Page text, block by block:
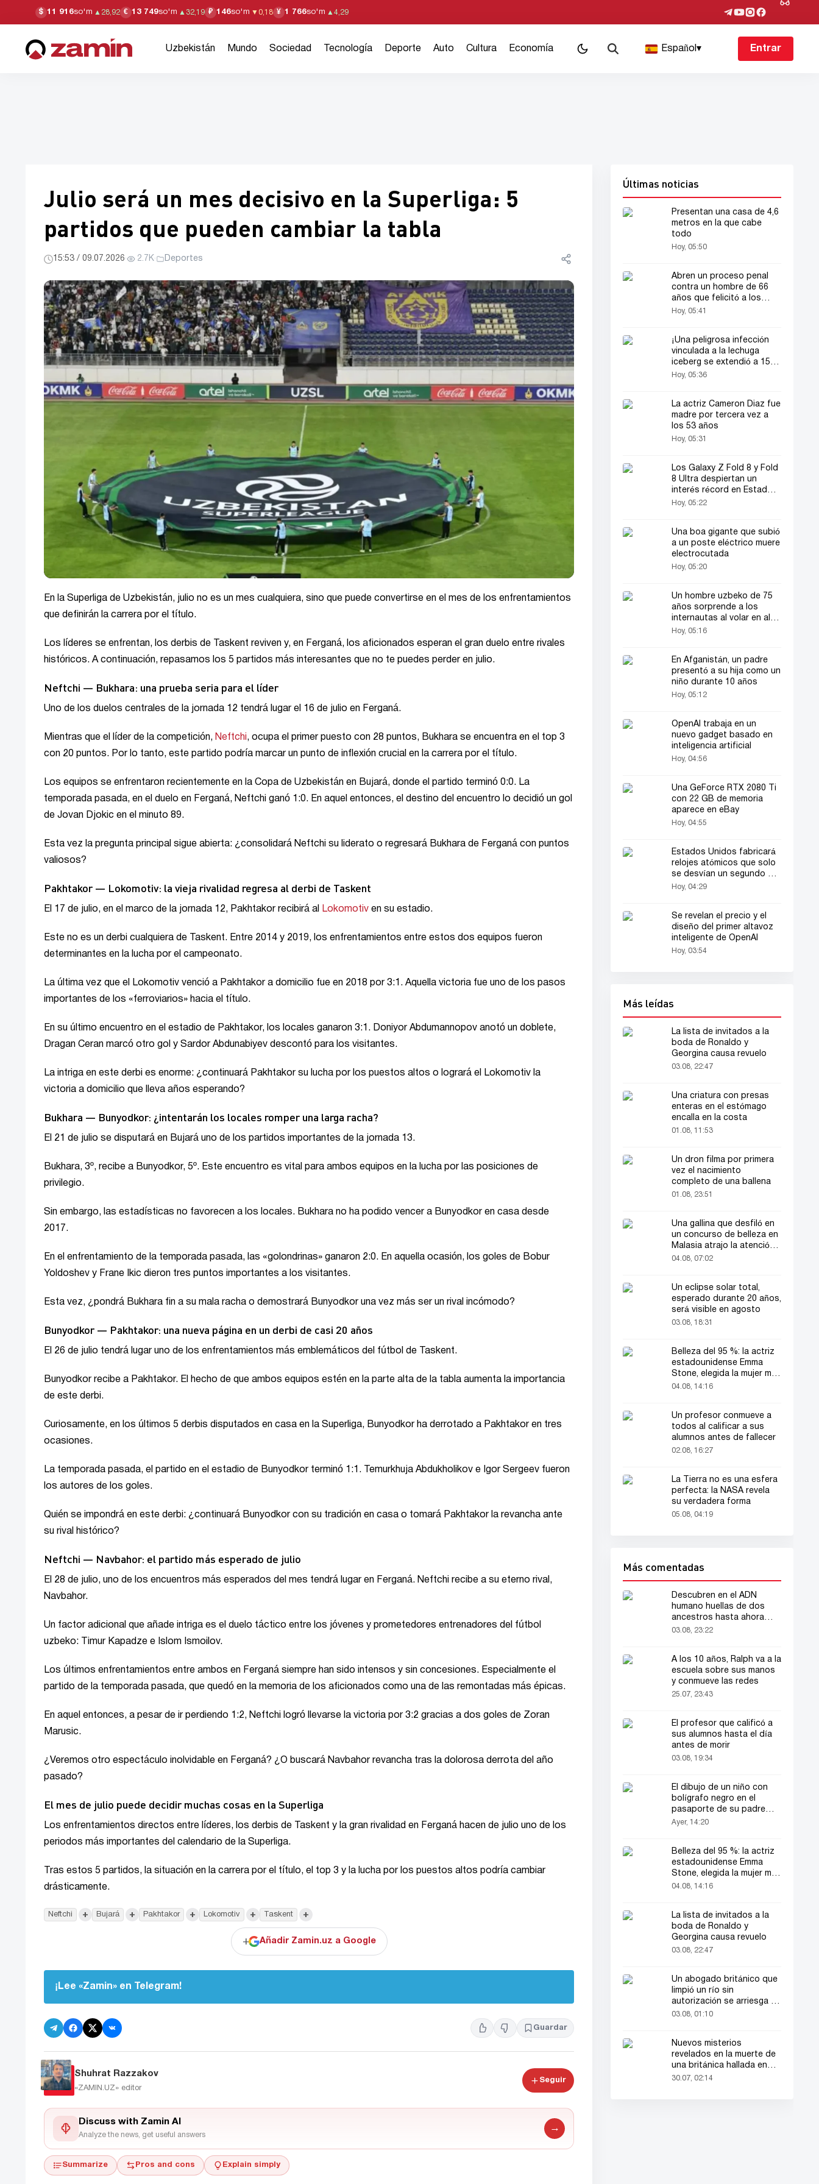
$ 11 916so'm ▲ 28,92 € 13 749so'm ▲ 32,19 ₽ 146so'm ▼ 0,18 ¥ 1 766so'm ▲ 4,29
Uzbekistán Mundo Sociedad Tecnología Deporte Auto Cultura Economía Español▾ Entrar
Julio será un mes decisivo en la Superliga: 5
partidos que pueden cambiar la tabla
15:53 / 09.07.2026· 2.7K· Deportes
En la Superliga de Uzbekistán, julio no es un mes cualquiera, sino que puede convertirse en el mes de los enfrentamientos
que definirán la carrera por el título.
Los líderes se enfrentan, los derbis de Taskent reviven y, en Ferganá, los aficionados esperan el gran duelo entre rivales
históricos. A continuación, repasamos los 5 partidos más interesantes que no te puedes perder en julio.
Neftchi — Bukhara: una prueba seria para el líder
Uno de los duelos centrales de la jornada 12 tendrá lugar el 16 de julio en Ferganá.
Mientras que el líder de la competición, Neftchi , ocupa el primer puesto con 28 puntos, Bukhara se encuentra en el top 3
con 20 puntos. Por lo tanto, este partido podría marcar un punto de inflexión crucial en la carrera por el título.
Los equipos se enfrentaron recientemente en la Copa de Uzbekistán en Bujará, donde el partido terminó 0:0. La
temporada pasada, en el duelo en Ferganá, Neftchi ganó 1:0. En aquel entonces, el destino del encuentro lo decidió un gol
de Jovan Djokic en el minuto 89.
Esta vez la pregunta principal sigue abierta: ¿consolidará Neftchi su liderato o regresará Bukhara de Ferganá con puntos
valiosos?
Pakhtakor — Lokomotiv: la vieja rivalidad regresa al derbi de Taskent
El 17 de julio, en el marco de la jornada 12, Pakhtakor recibirá al Lokomotiv en su estadio.
Este no es un derbi cualquiera de Taskent. Entre 2014 y 2019, los enfrentamientos entre estos dos equipos fueron
determinantes en la lucha por el campeonato.
La última vez que el Lokomotiv venció a Pakhtakor a domicilio fue en 2018 por 3:1. Aquella victoria fue uno de los pasos
importantes de los «ferroviarios» hacia el título.
En su último encuentro en el estadio de Pakhtakor, los locales ganaron 3:1. Doniyor Abdumannopov anotó un doblete,
Dragan Ceran marcó otro gol y Sardor Abdunabiyev descontó para los visitantes.
La intriga en este derbi es enorme: ¿continuará Pakhtakor su lucha por los puestos altos o logrará el Lokomotiv la
victoria a domicilio que lleva años esperando?
Bukhara — Bunyodkor: ¿intentarán los locales romper una larga racha?
El 21 de julio se disputará en Bujará uno de los partidos importantes de la jornada 13.
Bukhara, 3º, recibe a Bunyodkor, 5º. Este encuentro es vital para ambos equipos en la lucha por las posiciones de
privilegio.
Sin embargo, las estadísticas no favorecen a los locales. Bukhara no ha podido vencer a Bunyodkor en casa desde
2017.
En el enfrentamiento de la temporada pasada, las «golondrinas» ganaron 2:0. En aquella ocasión, los goles de Bobur
Yoldoshev y Frane Ikic dieron tres puntos importantes a los visitantes.
Esta vez, ¿pondrá Bukhara fin a su mala racha o demostrará Bunyodkor una vez más ser un rival incómodo?
Bunyodkor — Pakhtakor: una nueva página en un derbi de casi 20 años
El 26 de julio tendrá lugar uno de los enfrentamientos más emblemáticos del fútbol de Taskent.
Bunyodkor recibe a Pakhtakor. El hecho de que ambos equipos estén en la parte alta de la tabla aumenta la importancia
de este derbi.
Curiosamente, en los últimos 5 derbis disputados en casa en la Superliga, Bunyodkor ha derrotado a Pakhtakor en tres
ocasiones.
La temporada pasada, el partido en el estadio de Bunyodkor terminó 1:1. Temurkhuja Abdukholikov e Igor Sergeev fueron
los autores de los goles.
Quién se impondrá en este derbi: ¿continuará Bunyodkor con su tradición en casa o tomará Pakhtakor la revancha ante
su rival histórico?
Neftchi — Navbahor: el partido más esperado de julio
El 28 de julio, uno de los encuentros más esperados del mes tendrá lugar en Ferganá. Neftchi recibe a su eterno rival,
Navbahor.
Un factor adicional que añade intriga es el duelo táctico entre los jóvenes y prometedores entrenadores del fútbol
uzbeko: Timur Kapadze e Islom Ismoilov.
Los últimos enfrentamientos entre ambos en Ferganá siempre han sido intensos y sin concesiones. Especialmente el
partido de la temporada pasada, que quedó en la memoria de los aficionados como una de las remontadas más épicas.
En aquel entonces, a pesar de ir perdiendo 1:2, Neftchi logró llevarse la victoria por 3:2 gracias a dos goles de Zoran
Marusic.
¿Veremos otro espectáculo inolvidable en Ferganá? ¿O buscará Navbahor revancha tras la dolorosa derrota del año
pasado?
El mes de julio puede decidir muchas cosas en la Superliga
Los enfrentamientos directos entre líderes, los derbis de Taskent y la gran rivalidad en Ferganá hacen de julio uno de los
periodos más importantes del calendario de la Superliga.
Tras estos 5 partidos, la situación en la carrera por el título, el top 3 y la lucha por los puestos altos podría cambiar
drásticamente.
Neftchi + Bujará + Pakhtakor + Lokomotiv + Taskent +
+ Añadir Zamin.uz a Google
¡Lee «Zamin» en Telegram!
Guardar
Shuhrat Razzakov
«ZAMIN.UZ» editor
Seguir
Discuss with Zamin AI
Analyze the news, get useful answers
→
Summarize Pros and cons Explain simply
Últimas noticias
Presentan una casa de 4,6
metros en la que cabe
todo
Hoy, 05:50
Abren un proceso penal
contra un hombre de 66
años que felicitó a los
novios en una boda
Hoy, 05:41
¡Una peligrosa infección
vinculada a la lechuga
iceberg se extendió a 15
estados de EE. UU.!
Hoy, 05:36
La actriz Cameron Diaz fue
madre por tercera vez a
los 53 años
Hoy, 05:31
Los Galaxy Z Fold 8 y Fold
8 Ultra despiertan un
interés récord en Estados
Unidos
Hoy, 05:22
Una boa gigante que subió
a un poste eléctrico muere
electrocutada
Hoy, 05:20
Un hombre uzbeko de 75
años sorprende a los
internautas al volar en ala
delta
Hoy, 05:16
En Afganistán, un padre
presentó a su hija como un
niño durante 10 años
Hoy, 05:12
OpenAI trabaja en un
nuevo gadget basado en
inteligencia artificial
Hoy, 04:56
Una GeForce RTX 2080 Ti
con 22 GB de memoria
aparece en eBay
Hoy, 04:55
Estados Unidos fabricará
relojes atómicos que solo
se desvían un segundo en
30 millones de años
Hoy, 04:29
Se revelan el precio y el
diseño del primer altavoz
inteligente de OpenAI
Hoy, 03:54
Más leídas
La lista de invitados a la
boda de Ronaldo y
Georgina causa revuelo
03.08, 22:47
Una criatura con presas
enteras en el estómago
encalla en la costa
01.08, 11:53
Un dron filma por primera
vez el nacimiento
completo de una ballena
01.08, 23:51
Una gallina que desfiló en
un concurso de belleza en
Malasia atrajo la atención
del público
04.08, 07:02
Un eclipse solar total,
esperado durante 20 años,
será visible en agosto
03.08, 18:31
Belleza del 95 %: la actriz
estadounidense Emma
Stone, elegida la mujer más
bella del mundo
04.08, 14:16
Un profesor conmueve a
todos al calificar a sus
alumnos antes de fallecer
02.08, 16:27
La Tierra no es una esfera
perfecta: la NASA revela
su verdadera forma
05.08, 04:19
Más comentadas
Descubren en el ADN
humano huellas de dos
ancestros hasta ahora
desconocidos
03.08, 23:22
A los 10 años, Ralph va a la
escuela sobre sus manos
y conmueve las redes
25.07, 23:43
El profesor que calificó a
sus alumnos hasta el día
antes de morir
03.08, 19:34
El dibujo de un niño con
bolígrafo negro en el
pasaporte de su padre
llamó la atención de todos
Ayer, 14:20
Belleza del 95 %: la actriz
estadounidense Emma
Stone, elegida la mujer más
bella del mundo
04.08, 14:16
La lista de invitados a la
boda de Ronaldo y
Georgina causa revuelo
03.08, 22:47
Un abogado británico que
limpió un río sin
autorización se arriesga a
hasta 2 años de cárcel
03.08, 01:10
Nuevos misterios
revelados en la muerte de
una británica hallada en
una maleta
30.07, 02:14